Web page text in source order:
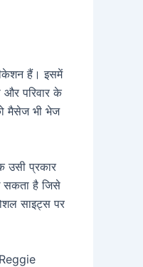
हैं। इसमें
परिवार के
मैसेज भी भेज
उसी प्रकार
सकता है जिसे
साइट्स पर